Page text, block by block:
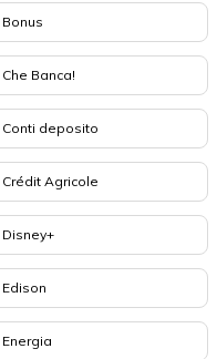
Bonus
Che Banca!
Conti deposito
Crédit Agricole
Disney+
Edison
Energia